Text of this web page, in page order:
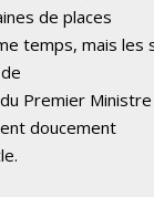
de places
temps, mais les
Premier Ministre
doucement